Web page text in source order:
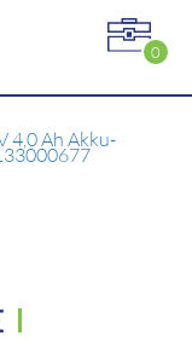
0
4,0 Ah Akku-